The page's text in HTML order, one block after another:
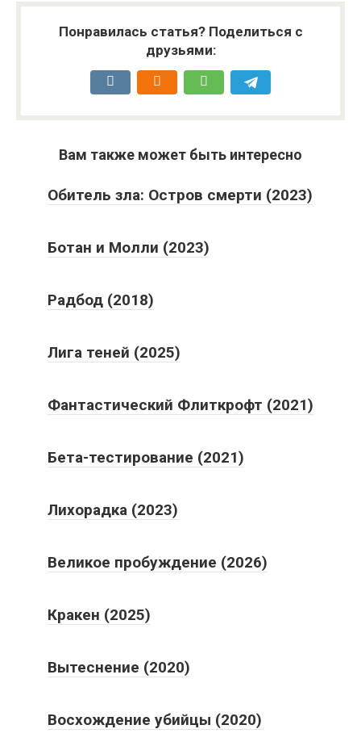
Понравилась статья? Поделиться с
друзьями:
Вам также может быть интересно
Обитель зла: Остров смерти (2023)
Ботан и Молли (2023)
Радбод (2018)
Лига теней (2025)
Фантастический Флиткрофт (2021)
Бета-тестирование (2021)
Лихорадка (2023)
Великое пробуждение (2026)
Кракен (2025)
Вытеснение (2020)
Восхождение убийцы (2020)